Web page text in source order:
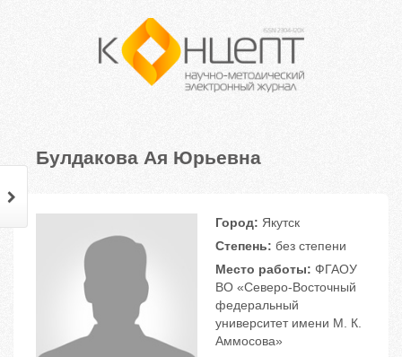
Булдакова Ая Юрьевна
Город: Якутск
Степень: без степени
Место работы: ФГАОУ
ВО «Северо-Восточный
федеральный
университет имени М. К.
Аммосова»